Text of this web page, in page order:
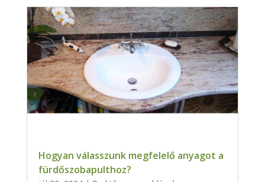
Hogyan válasszunk megfelelő anyagot a
fürdőszobapulthoz?